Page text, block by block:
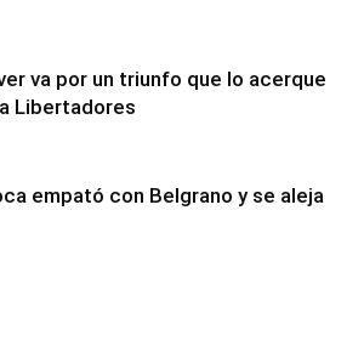
va por un triunfo que lo acerque
Libertadores
empató con Belgrano y se aleja